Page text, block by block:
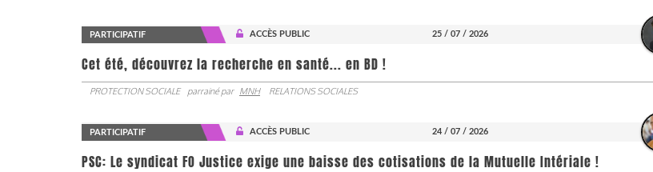
PARTICIPATIF ACCÈS PUBLIC 25 / 07 / 2026
Cet été, découvrez la recherche en santé... en BD !
PROTECTION SOCIALE parrainé par MNH RELATIONS SOCIALES
PARTICIPATIF ACCÈS PUBLIC 24 / 07 / 2026
PSC: Le syndicat FO Justice exige une baisse des cotisations de la Mutuelle Intériale !